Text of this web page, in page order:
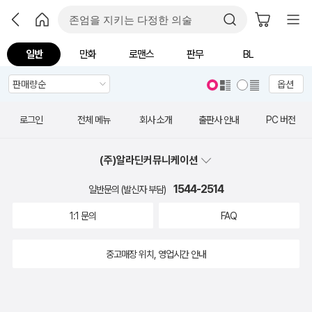
일반 만화 로맨스 판무 BL
옵션
로그인 전체 메뉴 회사 소개 출판사 안내 PC 버전
(주)알라딘커뮤니케이션
일반문의 (발신자 부담) 1544-2514
1:1 문의 FAQ
중고매장 위치, 영업시간 안내